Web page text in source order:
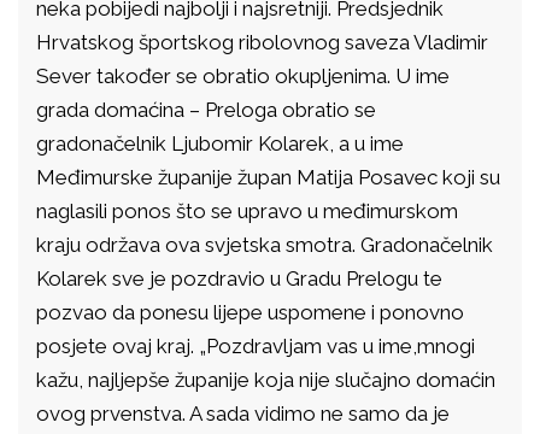
neka pobijedi najbolji i najsretniji. Predsjednik
Hrvatskog športskog ribolovnog saveza Vladimir
Sever također se obratio okupljenima. U ime
grada domaćina – Preloga obratio se
gradonačelnik Ljubomir Kolarek, a u ime
Međimurske županije župan Matija Posavec koji su
naglasili ponos što se upravo u međimurskom
kraju održava ova svjetska smotra. Gradonačelnik
Kolarek sve je pozdravio u Gradu Prelogu te
pozvao da ponesu lijepe uspomene i ponovno
posjete ovaj kraj. „Pozdravljam vas u ime,mnogi
kažu, najljepše županije koja nije slučajno domaćin
ovog prvenstva. A sada vidimo ne samo da je